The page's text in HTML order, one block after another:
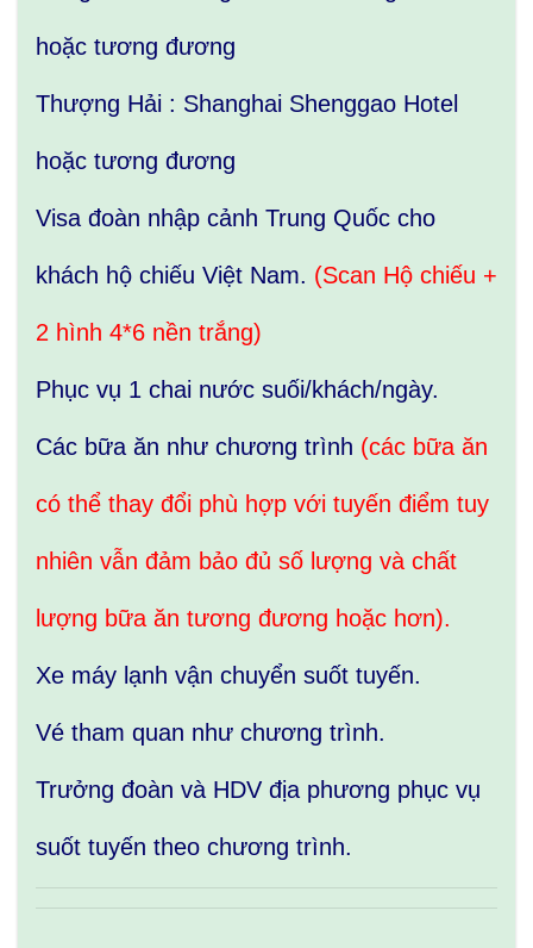
hoặc tương đương
Thượng Hải : Shanghai Shenggao Hotel
hoặc tương đương
Visa đoàn nhập cảnh Trung Quốc cho
khách hộ chiếu Việt Nam. (Scan Hộ chiếu +
2 hình 4*6 nền trắng)
Phục vụ 1 chai nước suối/khách/ngày.
Các bữa ăn như chương trình (các bữa ăn
có thể thay đổi phù hợp với tuyến điểm tuy
nhiên vẫn đảm bảo đủ số lượng và chất
lượng bữa ăn tương đương hoặc hơn).
Xe máy lạnh vận chuyển suốt tuyến.
Vé tham quan như chương trình.
Trưởng đoàn và HDV địa phương phục vụ
suốt tuyến theo chương trình.